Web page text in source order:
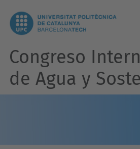
Congreso
de Agua y